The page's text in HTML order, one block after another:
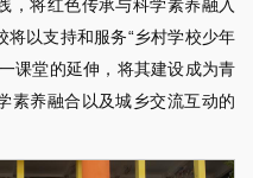
，将红色传承与科学素养融入
将以支持和服务“乡村学校少年
课堂的延伸，将其建设成为青
素养融合以及城乡交流互动的